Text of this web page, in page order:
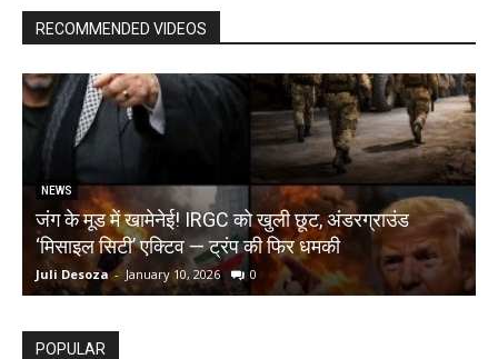
RECOMMENDED VIDEOS
NEWS
जंग के मूड में खामेनेई! IRGC को खुली छूट, अंडरग्राउंड
‘मिसाइल सिटी’ एक्टिव — ट्रंप की फिर धमकी
Juli Desoza - January 10, 2026 0
POPULAR